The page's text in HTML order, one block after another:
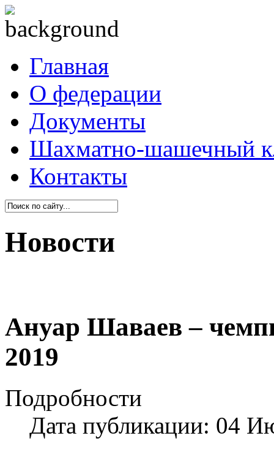
Главная
О федерации
Документы
Шахматно-шашечный
Контакты
Новости
Ануар Шаваев –
2019
Подробности
Дата публикации: 04